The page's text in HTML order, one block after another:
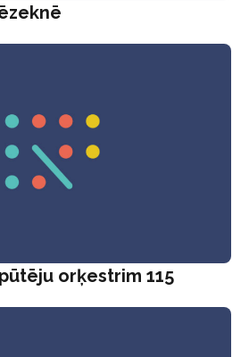
orķestrim 115